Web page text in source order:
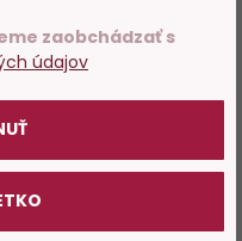
zaobchádzať s
údajov